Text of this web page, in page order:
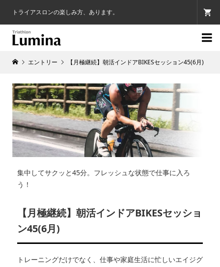
トライアスロンの楽しみ方、あります。

エントリー 【月極継続】朝活インドアBIKESセッション45(6月)
集中してサクッと45分。フレッシュな状態で仕事に入ろ
う！
【月極継続】朝活インドアBIKESセッショ
ン45(6月)
トレーニングだけでなく、仕事や家庭生活に忙しいエイジグ